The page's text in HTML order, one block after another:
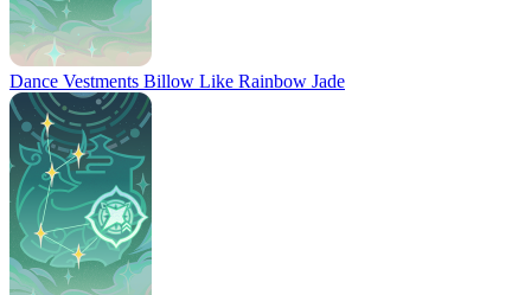
Dance Vestments Billow Like Rainbow Jade